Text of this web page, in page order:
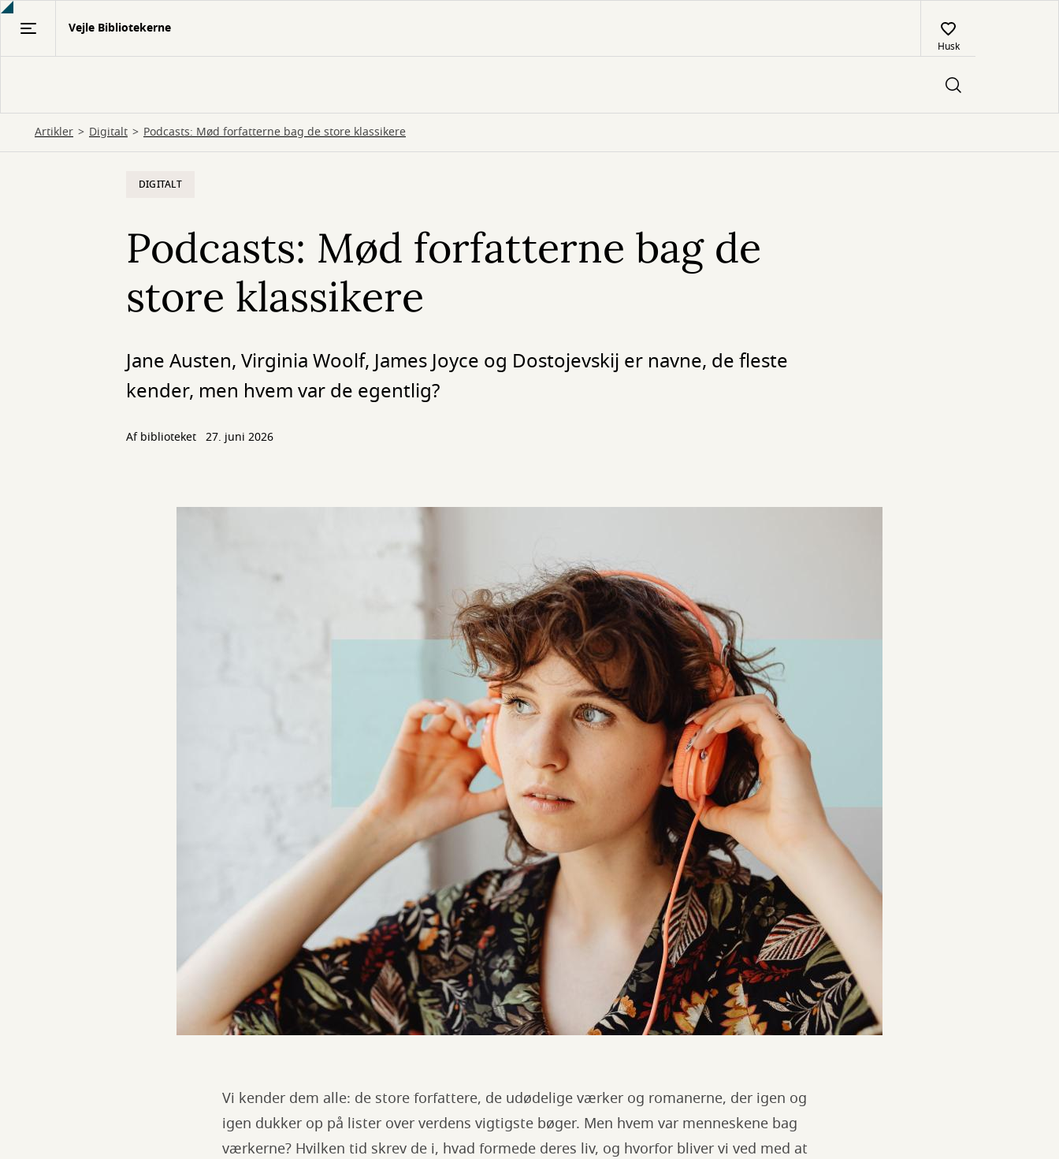
Gå
Vejle Bibliotekerne
Husk
Artikler Digitalt Podcasts: Mød forfatterne bag de store klassikere
DIGITALT
Podcasts: Mød forfatterne bag de
store klassikere
Jane Austen, Virginia Woolf, James Joyce og Dostojevskij er navne, de fleste
kender, men hvem var de egentlig?
Af biblioteket 27. juni 2026
Vi kender dem alle: de store forfattere, de udødelige værker og romanerne, der igen og
igen dukker op på lister over verdens vigtigste bøger. Men hvem var menneskene bag
værkerne? Hvilken tid skrev de i, hvad formede deres liv, og hvorfor bliver vi ved med at